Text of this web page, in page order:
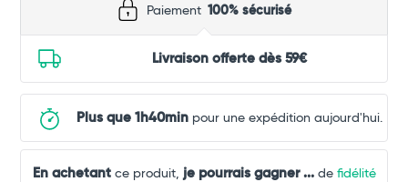
Paiement 100% sécurisé
Livraison offerte dès 59€
Plus que 1h40min pour une expédition aujourd'hui.
En achetantce produit, je pourrais gagner ...de fidélité